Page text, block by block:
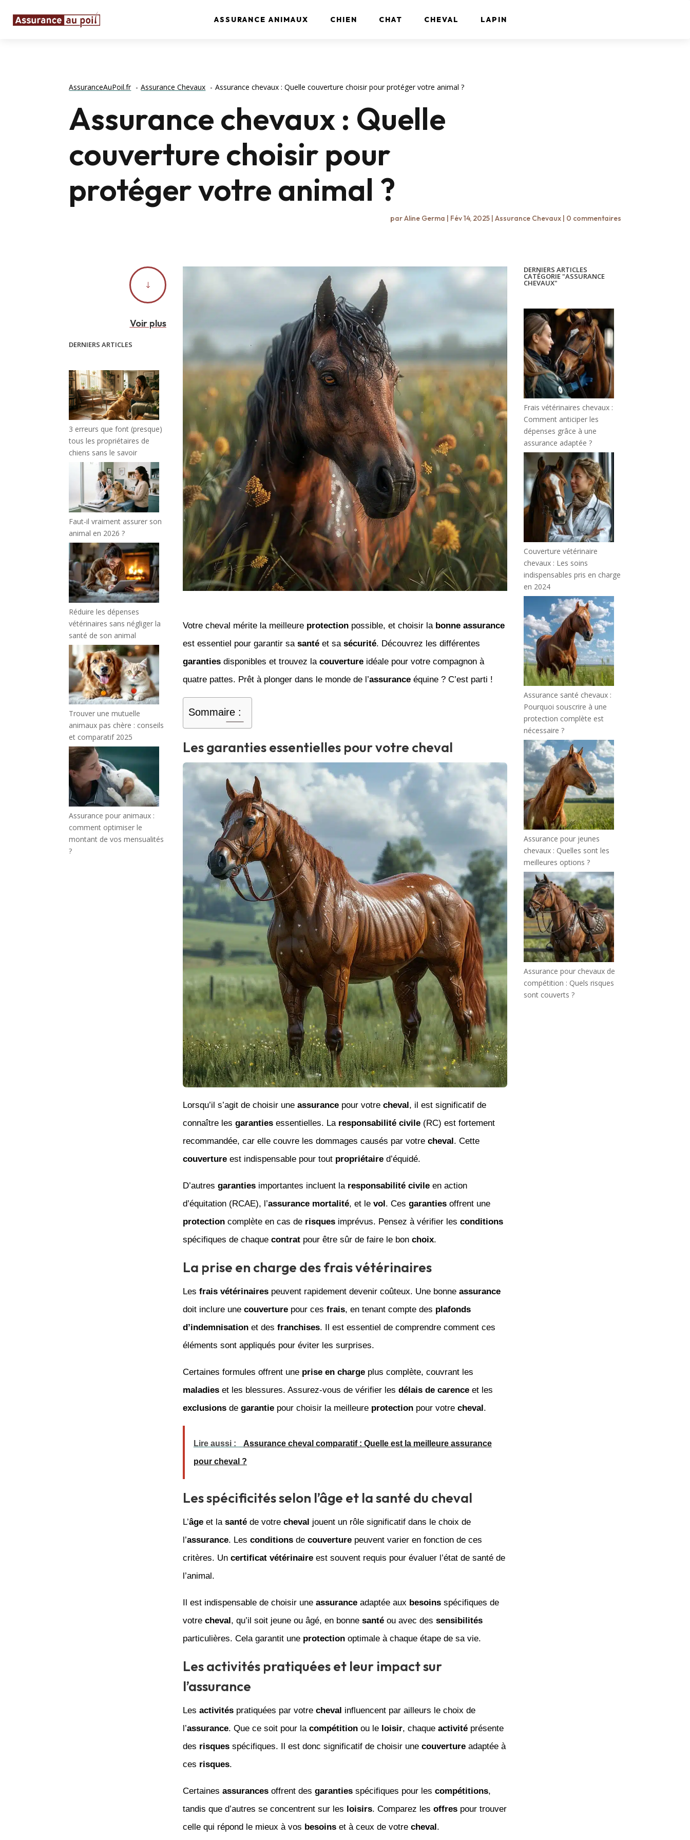
ASSURANCE ANIMAUX CHIEN CHAT CHEVAL LAPIN
AssuranceAuPoil.fr Assurance Chevaux Assurance chevaux : Quelle couverture choisir pour protéger votre animal ?
Assurance chevaux : Quelle
couverture choisir pour
protéger votre animal ?
parAline Germa | Fév 14, 2025| Assurance Chevaux| 0 commentaires
"
Voir plus
DERNIERS ARTICLES
3 erreurs que font (presque)
tous les propriétaires de
chiens sans le savoir
Faut-il vraiment assurer son
animal en 2026 ?
Réduire les dépenses
vétérinaires sans négliger la
santé de son animal
Trouver une mutuelle
animaux pas chère : conseils
et comparatif 2025
Assurance pour animaux :
comment optimiser le
montant de vos mensualités
?
Votre cheval mérite la meilleure protectionpossible, et choisir la bonne assurance
est essentiel pour garantir sa santéet sa sécurité. Découvrez les différentes
garantiesdisponibles et trouvez la couvertureidéale pour votre compagnon à
quatre pattes. Prêt à plonger dans le monde de l’assuranceéquine ? C’est parti !
Sommaire :
Les garanties essentielles pour votre cheval
Lorsqu’il s’agit de choisir une assurancepour votre cheval, il est significatif de
connaître les garantiesessentielles. La responsabilité civile(RC) est fortement
recommandée, car elle couvre les dommages causés par votre cheval. Cette
couvertureest indispensable pour tout propriétaired’équidé.
D’autres garantiesimportantes incluent la responsabilité civileen action
d’équitation (RCAE), l’assurance mortalité, et le vol. Ces garantiesoffrent une
protectioncomplète en cas de risquesimprévus. Pensez à vérifier les conditions
spécifiques de chaque contratpour être sûr de faire le bon choix.
La prise en charge des frais vétérinaires
Les frais vétérinairespeuvent rapidement devenir coûteux. Une bonne assurance
doit inclure une couverturepour ces frais, en tenant compte des plafonds
d’indemnisationet des franchises. Il est essentiel de comprendre comment ces
éléments sont appliqués pour éviter les surprises.
Certaines formules offrent une prise en chargeplus complète, couvrant les
maladieset les blessures. Assurez-vous de vérifier les délais de carenceet les
exclusionsde garantiepour choisir la meilleure protectionpour votre cheval.
Lire aussi : Assurance cheval comparatif : Quelle est la meilleure assurance
pour cheval ?
Les spécificités selon l’âge et la santé du cheval
L’âgeet la santéde votre cheval jouent un rôle significatif dans le choix de
l’assurance. Les conditionsde couverturepeuvent varier en fonction de ces
critères. Un certificat vétérinaireest souvent requis pour évaluer l’état de santé de
l’animal.
Il est indispensable de choisir une assuranceadaptée aux besoinsspécifiques de
votre cheval, qu’il soit jeune ou âgé, en bonne santéou avec des sensibilités
particulières. Cela garantit une protectionoptimale à chaque étape de sa vie.
Les activités pratiquées et leur impact sur
l’assurance
Les activitéspratiquées par votre cheval influencent par ailleurs le choix de
l’assurance. Que ce soit pour la compétitionou le loisir, chaque activitéprésente
des risquesspécifiques. Il est donc significatif de choisir une couvertureadaptée à
ces risques.
Certaines assurancesoffrent des garantiesspécifiques pour les compétitions,
tandis que d’autres se concentrent sur les loisirs. Comparez les offrespour trouver
celle qui répond le mieux à vos besoinset à ceux de votre cheval.
DERNIERS ARTICLES
CATÉGORIE "ASSURANCE
CHEVAUX"
Frais vétérinaires chevaux :
Comment anticiper les
dépenses grâce à une
assurance adaptée ?
Couverture vétérinaire
chevaux : Les soins
indispensables pris en charge
en 2024
Assurance santé chevaux :
Pourquoi souscrire à une
protection complète est
nécessaire ?
Assurance pour jeunes
chevaux : Quelles sont les
meilleures options ?
Assurance pour chevaux de
compétition : Quels risques
sont couverts ?